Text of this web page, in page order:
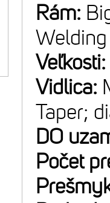
Rám:
Welding
Veľkosti:
Vidlica:
Taper;
DO
Počet